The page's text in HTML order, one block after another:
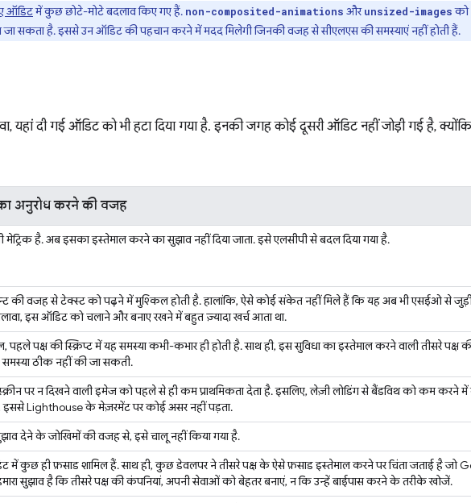
ऑडिटमें कुछ छोटे-मोटे बदलाव किए गए हैं. non-composited-animations औरunsized-imagesको
जा सकता है. इससे उन ऑडिट की पहचान करने में मदद मिलेगी जिनकी वजह से सीएलएस की समस्याएं नहीं होती हैं.
यहां दी गई ऑडिट को भी हटा दिया गया है. इनकी जगह कोई दूसरी ऑडिट नहीं जोड़ी गई है,
अनुरोध करने की वजह
मेट्रिक है. अब इसका इस्तेमाल करने का सुझाव नहीं दिया जाता. इसे एलसीपी से बदल दिया गया है.
की वजह से टेक्स्ट को पढ़ने में मुश्किल होती है. हालांकि, ऐसे कोई संकेत नहीं मिले हैं कि यह अब भी एसईओ से
इस ऑडिट को चलाने और बनाए रखने में बहुत ज़्यादा खर्च आता था.
पक्ष की स्क्रिप्ट में यह समस्या कभी-कभार ही होती है. साथ ही, इस सुविधा का इस्तेमाल करने वाली तीसरे पक्ष
समस्या ठीक नहीं की जा सकती.
स्क्रीन पर न दिखने वाली इमेज को पहले से ही कम प्राथमिकता देता है. इसलिए, लेज़ी लोडिंग से बैंडविथ को कम करने में
इससे Lighthouse के मेज़रमेंट पर कोई असर नहीं पड़ता.
देने के जोखिमों की वजह से, इसे चालू नहीं किया गया है.
में कुछ ही फ़साड शामिल हैं. साथ ही, कुछ डेवलपर ने तीसरे पक्ष के ऐसे फ़साड इस्तेमाल करने पर चिंता जताई है जो
सुझाव है कि तीसरे पक्ष की कंपनियां, अपनी सेवाओं को बेहतर बनाएं, न कि उन्हें बाईपास करने के तरीके खोजें.